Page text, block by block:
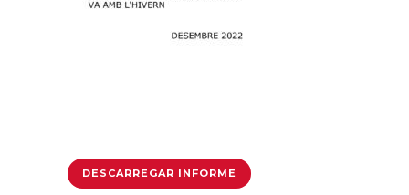
DESCARREGAR INFORME